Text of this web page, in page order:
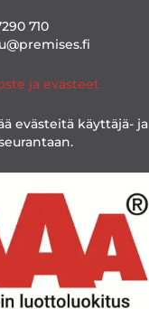
710
ja evästeet
evästeitä käyttäjä- ja